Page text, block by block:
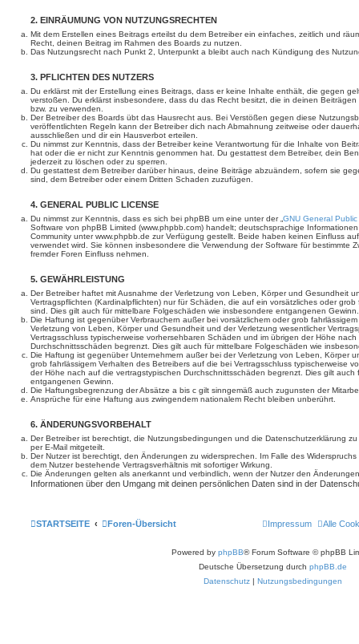
2. EINRÄUMUNG VON NUTZUNGSRECHTEN
Mit dem Erstellen eines Beitrags erteilst du dem Betreiber ein einfaches, zeitlich und
Recht, deinen Beitrag im Rahmen des Boards zu nutzen.
Das Nutzungsrecht nach Punkt 2, Unterpunkt a bleibt auch nach Kündigung des
3. PFLICHTEN DES NUTZERS
Du erklärst mit der Erstellung eines Beitrags, dass er keine Inhalte enthält, die gegen
verstoßen. Du erklärst insbesondere, dass du das Recht besitzt, die in deinen
bzw. zu verwenden.
Der Betreiber des Boards übt das Hausrecht aus. Bei Verstößen gegen diese
veröffentlichten Regeln kann der Betreiber dich nach Abmahnung zeitweise oder
ausschließen und dir ein Hausverbot erteilen.
Du nimmst zur Kenntnis, dass der Betreiber keine Verantwortung für die Inhalte von
hat oder die er nicht zur Kenntnis genommen hat. Du gestattest dem Betreiber, dein
jederzeit zu löschen oder zu sperren.
Du gestattest dem Betreiber darüber hinaus, deine Beiträge abzuändern, sofern sie
sind, dem Betreiber oder einem Dritten Schaden zuzufügen.
4. GENERAL PUBLIC LICENSE
Du nimmst zur Kenntnis, dass es sich bei phpBB um eine unter der „ GNU General
Software von phpBB Limited (www.phpbb.com) handelt; deutschsprachige
Community unter www.phpbb.de zur Verfügung gestellt. Beide haben keinen Einfluss
verwendet wird. Sie können insbesondere die Verwendung der Software für bestimmte
fremder Foren Einfluss nehmen.
5. GEWÄHRLEISTUNG
Der Betreiber haftet mit Ausnahme der Verletzung von Leben, Körper und Gesundheit
Vertragspflichten (Kardinalpflichten) nur für Schäden, die auf ein vorsätzliches oder
sind. Dies gilt auch für mittelbare Folgeschäden wie insbesondere entgangenen Gewinn.
Die Haftung ist gegenüber Verbrauchern außer bei vorsätzlichem oder grob
Verletzung von Leben, Körper und Gesundheit und der Verletzung wesentlicher
Vertragsschluss typischerweise vorhersehbaren Schäden und im übrigen der Höhe
Durchschnittsschäden begrenzt. Dies gilt auch für mittelbare Folgeschäden wie
Die Haftung ist gegenüber Unternehmern außer bei der Verletzung von Leben, Körper
grob fahrlässigem Verhalten des Betreibers auf die bei Vertragsschluss typischerweise
der Höhe nach auf die vertragstypischen Durchschnittsschäden begrenzt. Dies gilt
entgangenen Gewinn.
Die Haftungsbegrenzung der Absätze a bis c gilt sinngemäß auch zugunsten der
Ansprüche für eine Haftung aus zwingendem nationalem Recht bleiben unberührt.
6. ÄNDERUNGSVORBEHALT
Der Betreiber ist berechtigt, die Nutzungsbedingungen und die Datenschutzerklärung
per E-Mail mitgeteilt.
Der Nutzer ist berechtigt, den Änderungen zu widersprechen. Im Falle des
dem Nutzer bestehende Vertragsverhältnis mit sofortiger Wirkung.
Die Änderungen gelten als anerkannt und verbindlich, wenn der Nutzer den
Informationen über den Umgang mit deinen persönlichen Daten sind in der
STARTSEITE Foren-Übersicht Alle
Impressum
Powered by phpBB® Forum Software © phpBB
Deutsche Übersetzung durch phpBB.de
Datenschutz | Nutzungsbedingungen